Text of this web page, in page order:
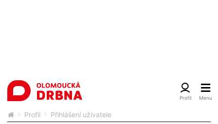
Profil Přihlášení uživatele